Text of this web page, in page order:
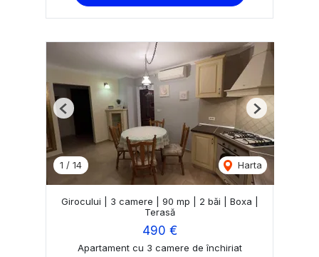
1 / 14 Harta
Previous Next
Girocului | 3 camere | 90 mp | 2 băi | Boxa |
Terasă
490 €
Apartament cu 3 camere de închiriat